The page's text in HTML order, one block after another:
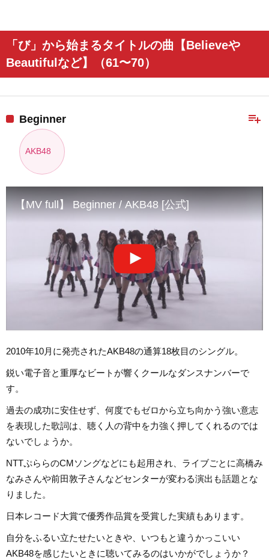
「び」から始まるタイトルの曲【Believeや
Beautifulなど】（61〜70）
playlist_add
Beginner
AKB48
【MV full】 Beginner / AKB48 [公式]
2010年10月に発売されたAKB48の通算18枚目のシングル。
鋭い電子音と重厚なビートが響くクールなダンスナンバーで
す。
過去の成功に安住せず、何度でもゼロから立ち向かう強い意志
を表現した歌詞は、聴く人の背中を力強く押してくれるのでは
ないでしょうか。
NTTぷららのCMソングなどにも起用され、ライブごとに高橋み
なみさんや前田敦子さんなどセンターが変わる演出も話題とな
りました。
日本レコード大賞で優秀作品賞を受賞した実績もあります。
自分をふるい立たせたいときや、いつもと違うかっこいい
AKB48を感じたいときに聴いてみるのはいかがでしょうか？